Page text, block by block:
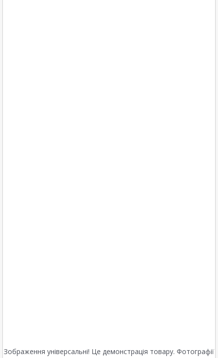
Зображення універсальні! Це демонстрація товару. Фотографії